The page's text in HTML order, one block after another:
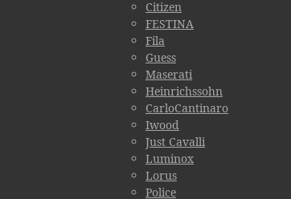
Citizen
FESTINA
Fila
Guess
Maserati
Heinrichssohn
CarloCantinaro
Iwood
Just Cavalli
Luminox
Lorus
Police